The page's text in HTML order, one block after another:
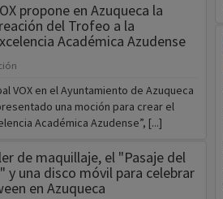
propone en Azuqueca la
del Trofeo a la
Académica Azudense
VOX en el Ayuntamiento de Azuqueca
una moción para crear el
Académica Azudense”, [...]
de maquillaje, el "Pasaje del
y una disco móvil para celebrar
en Azuqueca